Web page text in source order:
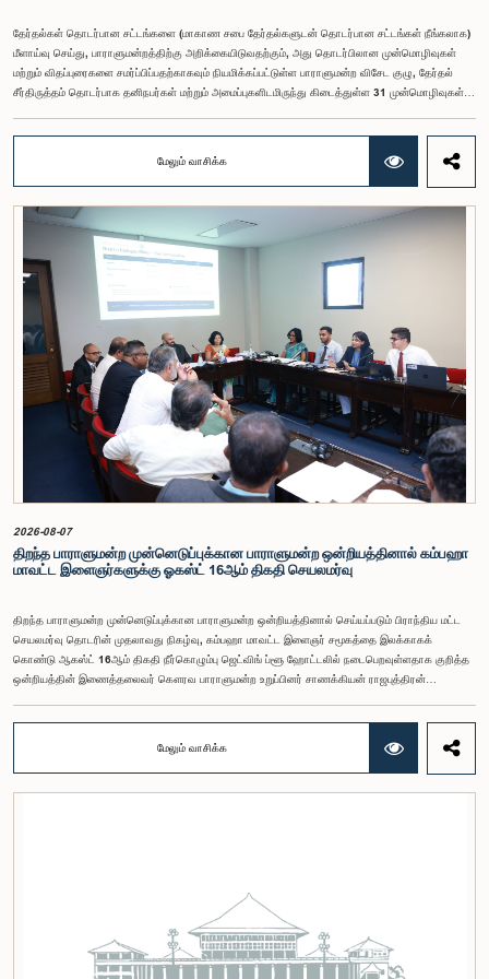
தேர்தல்கள் தொடர்பான சட்டங்களை (மாகாண சபை தேர்தல்களுடன் தொடர்பான சட்டங்கள் நீங்கலாக)
மீளாய்வு செய்து, பாராளுமன்றத்திற்கு அறிக்கையிடுவதற்கும், அது தொடர்பிலான முன்மொழிவுகள்
மற்றும் விதப்புரைகளை சமர்ப்பிப்பதற்காகவும் நியமிக்கப்பட்டுள்ள பாராளுமன்ற விசேட குழு, தேர்தல்
சீர்திருத்தம் தொடர்பாக தனிநபர்கள் மற்றும் அமைப்புகளிடமிருந்து கிடைத்துள்ள 31 முன்மொழிவுகள்
நியமித்துள்ளது.கௌரவ பொது நிர்வாக, மாகாண சபைகள் மற்றும் உள்ளூராட்சி அமைச்சர் பேராசிரியர்
ஏ.எச்.எம்.எச்.அபயரத்ன அவர்கள் தலைமையில் அண்மையில் பாராளுமன்றத்தில் நடைபெற்ற குறித்த
விசேட குழுக் கூட்டத்தின் போதே இத்தீர்மானம் எடுக்கப்பட்டது.2004, 2007 மற்றும் 2022 ஆம்
ஆண்டுகளில் வெளியிடப்பட்ட பாராளுமன்ற விசேட குழுக்களின் அறிக்கைகள் மற்றும் தனிநபர்கள்,
அமைப்புகள் ஆகியவற்றினால் சமர்ப்பிக்கப்பட்டுள்ள 31 முன்மொழிவுகளை அடிப்படையாகக் கொண்டு
தேர்தல் சீர்திருத்தங்கள் தொடர்பாக விரிவான கலந்துரையாடல் இங்கு இடம்பெற்றது.உள்ளூராட்சி
மன்றத் தேர்தல் முறைக்காக கலப்பு தேர்தல் முறையை அறிமுகப்படுத்துதல், சிறு கட்சிகள் மற்றும்
சிறுபான்மை குழுக்களின் பிரதிநிதித்துவத்தை உறுதிப்படுத்துதல், பெண்களின் பிரதிநிதித்துவத்தை
மேம்படுத்துதல், மின்னணு வாக்களிப்பு முறையை அறிமுகப்படுத்துதல், முன்கூட்டியே வாக்களிக்கும்
வசதியை ஏற்படுத்துதல் உள்ளிட்ட பல்வேறு முன்மொழிவுகள் தொடர்பில் இக்கூட்டத்தில் விசேட கவனம்
செலுத்தப்பட்டது.மேலும், வெளிநாடுகளில் வாழும் இலங்கையர்களுக்கு வாக்களிக்கும் உரிமையை
வழங்குவது தொடர்பான முன்மொழிவுகளும் பரிசீலிக்கப்பட்டதுடன், அதற்குத் தேவையான சட்ட மற்றும்
நிர்வாக ஏற்பாடுகள் குறித்து மேலும் விரிவான ஆய்வு மேற்கொள்ள வேண்டியதன் அவசியமும்
வலியுறுத்தப்பட்டது.விசேட குழுவினால் நியமிக்கப்பட்டுள்ள நிபுணர் குழு, கிடைத்துள்ள 31
முன்மொழிவுகளையும் முந்தைய பாராளுமன்ற விசேட குழுக்களின் அறிக்கைகளையும் பகுப்பாய்வு
செய்து, நடைமுறைக்கு ஏற்ற பரிந்துரைகளைக் கொண்ட அறிக்கையொன்றைத் தயாரிக்கவுள்ளது.
அதனைத் தொடர்ந்து, அந்தப் பரிந்துரைகளை ஆராய்ந்து அடுத்தகட்ட நடவடிக்கைகளை முன்னெடுக்க
குழு தீர்மானித்தது.இக்கூட்டத்தில், குழு உறுப்பினரான அமைச்சர் கலாநிதி உபாலி பன்னிலகே மற்றும்
பாராளுமன்ற உறுப்பினர்களான ரவி கருணாநாயக்க, ருவந்திலக ஜயக்கொடி மற்றும் கதிரவேலு
சண்முகம் குகதாசன் ஆகியோர் கலந்துகொண்டனர்.
மேலும் வாசிக்க
2026-08-07
திறந்த பாராளுமன்ற முன்னெடுப்புக்கான பாராளுமன்ற ஒன்றியத்தினால் கம்பஹா
மாவட்ட இளைஞர்களுக்கு ஓகஸ்ட் 16ஆம் திகதி செயலமர்வு
திறந்த பாராளுமன்ற முன்னெடுப்புக்கான பாராளுமன்ற ஒன்றியத்தினால் செய்யப்படும் பிராந்திய மட்ட
செயலமர்வு தொடரின் முதலாவது நிகழ்வு, கம்பஹா மாவட்ட இளைஞர் சமூகத்தை இலக்காகக்
கொண்டு ஆகஸ்ட் 16ஆம் திகதி நீர்கொழும்பு ஜெட்விங் ப்ளூ ஹோட்டலில் நடைபெறவுள்ளதாக குறித்த
ஒன்றியத்தின் இணைத்தலைவர் கௌரவ பாராளுமன்ற உறுப்பினர் சாணக்கியன் ராஜபுத்திரன்
பங்கேற்புடன் திறந்த பாராளுமன்றக் கருத்திட்டத்தை மேலும் முன்னெடுத்துச் செல்லும் நோக்கில் இந்த
செயலமர்வு தொடர் ஏற்பாடு செய்யப்படுகின்றது. இதில் ஒன்றியத்தின் உறுப்பினர்கள் மற்றும் கம்பஹா
மாவட்டத்தை பிரதிநிதித்துவப்படுத்தும் பாராளுமன்ற உறுப்பினர்களும் பங்கேற்கவிருக்கின்றனர்.இந்த
இச்செயலமர்வு தொடருக்கான அபிவிருத்தி பங்காளராக அனுசரணை வழங்கும் CII (Coalition for
Inclusive Impact) நிறுவனத்தின் பிரதிநிதிகளும் கலந்துகொண்டனர்.இந்த செயலமர்வில் பங்கேற்க
விரும்பும் கம்பஹா மாவட்டத்தைச் சேர்ந்த 18 – 35 வயதுக்குட்பட்ட இளைஞர், யுவதிகள் இங்கே
தரப்பட்டுள்ள https://forms.gle/aVp5UzhLbtPSmVap8 இணைப்பின் ஊடாக உரிய விண்ணப்பப்
படிவத்தை பூர்த்தி செய்து பதிவு செய்யுமாறு கேட்டுக்கொள்ளப்படுகின்றனர்.
மேலும் வாசிக்க